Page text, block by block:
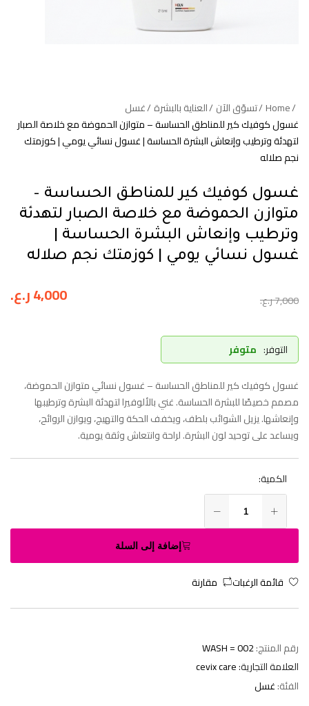
Home تسوّق الآن العناية بالبشرة غسل
غسول كوفيك كير للمناطق الحساسة – متوازن الحموضة مع خلاصة الصبار
لتهدئة وترطيب وإنعاش البشرة الحساسة | غسول نسائي يومي | كوزمتك
نجم صلاله
غسول كوفيك كير للمناطق الحساسة –
متوازن الحموضة مع خلاصة الصبار لتهدئة
وترطيب وإنعاش البشرة الحساسة |
غسول نسائي يومي | كوزمتك نجم صلاله
7,000ر.ع. 4,000ر.ع.
التوفر: متوفر
غسول كوفيك كير للمناطق الحساسة – غسول نسائي متوازن الحموضة،
مصمم خصيصًا للبشرة الحساسة. غني بالألوفيرا لتهدئة البشرة وترطيبها
وإنعاشها. يزيل الشوائب بلطف، ويخفف الحكة والتهيج، ويوازن الروائح،
ويساعد على توحيد لون البشرة. لراحة وانتعاش وثقة يومية.
الكمية:
إضافة إلى السلة
قائمة الرغبات مقارنة
رقم المنتج:WASH = 002
العلامة التجارية:cevix care
الفئة:غسل